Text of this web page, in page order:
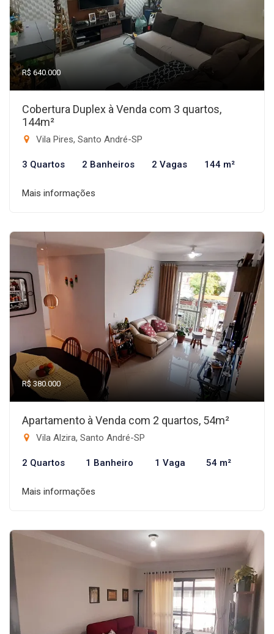
R$ 640.000
Cobertura Duplex à Venda com 3 quartos,
144m²
Vila Pires, Santo André-SP
3 Quartos 2 Banheiros 2 Vagas 144 m²
Mais informações
R$ 380.000
Apartamento à Venda com 2 quartos, 54m²
Vila Alzira, Santo André-SP
2 Quartos 1 Banheiro 1 Vaga 54 m²
Mais informações